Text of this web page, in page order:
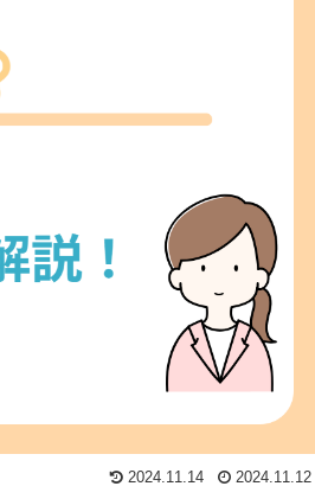
2024.11.14 2024.11.12